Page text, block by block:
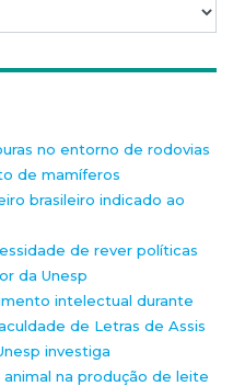
no entorno de rodovias
de mamíferos
brasileiro indicado ao
de rever políticas
da Unesp
intelectual durante
de Letras de Assis
investiga
na produção de leite